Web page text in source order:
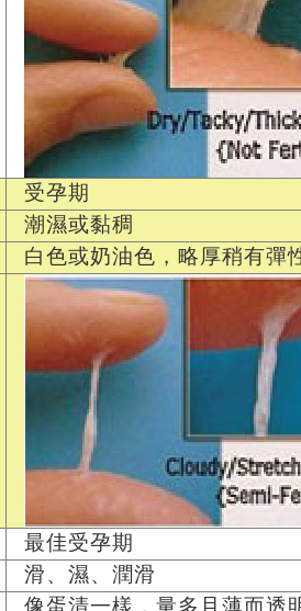
受孕期
潮濕或黏稠
白色或奶油色，略厚稍有彈
最佳受孕期
滑、濕、潤滑
像蛋清一樣，量多且薄而透